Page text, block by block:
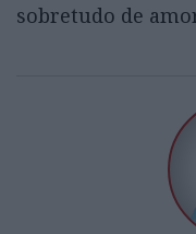
sobretudo de